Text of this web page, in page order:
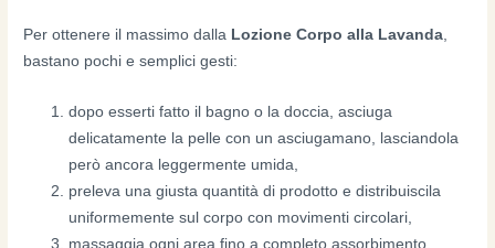
Per ottenere il massimo dalla Lozione Corpo alla Lavanda
bastano pochi e semplici gesti:
dopo esserti fatto il bagno o la doccia, asciuga
delicatamente la pelle con un asciugamano, lasciandola
però ancora leggermente umida,
preleva una giusta quantità di prodotto e distribuiscila
uniformemente sul corpo con movimenti circolari,
massaggia ogni area fino a completo assorbimento,